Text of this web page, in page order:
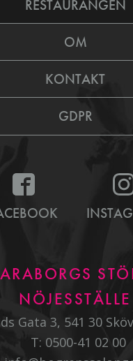
RESTAURANGEN
OM
KONTAKT
GDPR
NÖJESSTÄLLE
Gata 3, 541 30
T: 0500-41 02 00